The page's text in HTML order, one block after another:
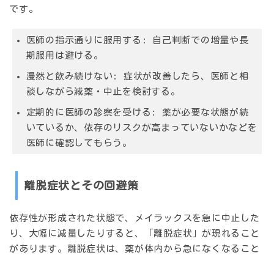
です。
医師の指示通りに服用する:
自己判断での増量や長
期服用は避ける。
漫然と飲み続けない:
症状が改善したら、医師と相
談しながら減薬・中止を検討する。
定期的に医師の診察を受ける:
薬が必要な状態が続
いているか、依存のリスクが高まっていないかなどを
医師に確認してもらう。
離脱症状とその回避策
依存性が形成された状態で、メイラックスを急に中止した
り、大幅に減量したりすると、「離脱症状」 が現れること
があります。離脱症状は、薬が体内から急になくなること